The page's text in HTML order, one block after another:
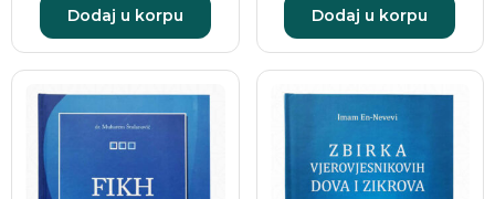
Dodaj u korpu Dodaj u korpu